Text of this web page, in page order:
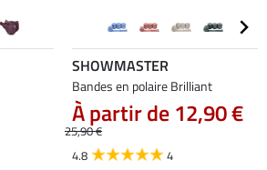
SHOWMASTER
Bandes en polaire Brilliant
À partir de 12,90 €
25,90 €
4.8
4